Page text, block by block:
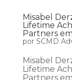
Misabel
Lifetime
Partners
por SCMD
Misabel
Lifetime
Partners